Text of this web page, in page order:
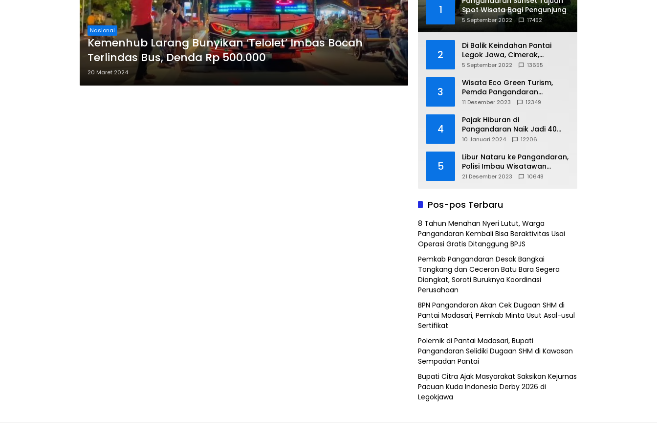
Nasional
Kemenhub Larang Bunyikan ‘Telolet’ Imbas Bocah
Terlindas Bus, Denda Rp 500.000
20 Maret 2024
1
Spot Wisata Bagi Pengunjung
5 September 2022 17452
2
Di Balik Keindahan Pantai
Legok Jawa, Cimerak,
Pangandaran
5 September 2022 13655
3
Wisata Eco Green Turism,
Pemda Pangandaran
Gandeng PLN
11 Desember 2023 12349
4
Pajak Hiburan di
Pangandaran Naik Jadi 40
Persen
10 Januari 2024 12206
5
Libur Nataru ke Pangandaran,
Polisi Imbau Wisatawan
Gunakan Jalur Arteri
21 Desember 2023 10648
Pos-pos Terbaru
8 Tahun Menahan Nyeri Lutut, Warga
Pangandaran Kembali Bisa Beraktivitas Usai
Operasi Gratis Ditanggung BPJS
Pemkab Pangandaran Desak Bangkai
Tongkang dan Ceceran Batu Bara Segera
Diangkat, Soroti Buruknya Koordinasi
Perusahaan
BPN Pangandaran Akan Cek Dugaan SHM di
Pantai Madasari, Pemkab Minta Usut Asal-usul
Sertifikat
Polemik di Pantai Madasari, Bupati
Pangandaran Selidiki Dugaan SHM di Kawasan
Sempadan Pantai
Bupati Citra Ajak Masyarakat Saksikan Kejurnas
Pacuan Kuda Indonesia Derby 2026 di
Legokjawa